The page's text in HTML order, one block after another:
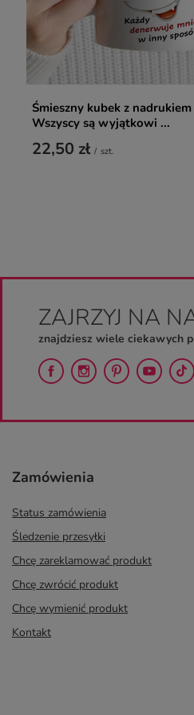
Śmieszny kubek z
Wszyscy są wyjątkowi ...
22,50 zł / szt.
ZAJRZYJ NA
znajdziesz wiele ciekawych
Zamówienia
Status zamówienia
Śledzenie przesyłki
Chcę zareklamować produkt
Chcę zwrócić produkt
Chcę wymienić produkt
Kontakt